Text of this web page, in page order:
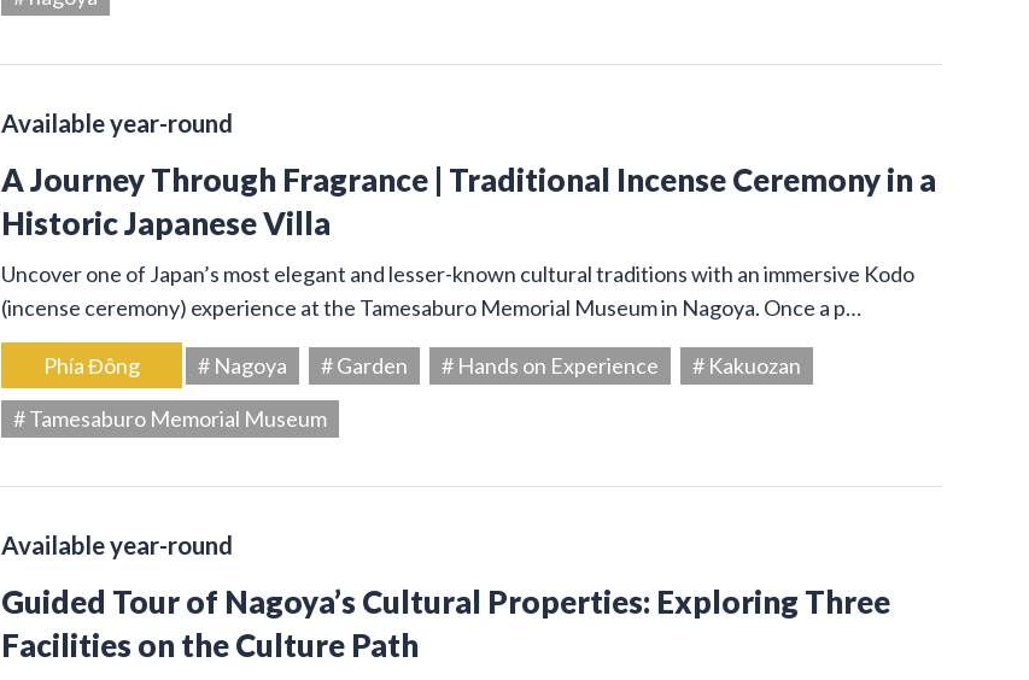
Available year-round
A Journey Through Fragrance | Traditional Incense Ceremony in a
Historic Japanese Villa
Uncover one of Japan’s most elegant and lesser-known cultural traditions with an immersive Kodo
(incense ceremony) experience at the Tamesaburo Memorial Museum in Nagoya. Once a p…
Phía Đông # Nagoya # Garden # Hands on Experience
# Kakuozan
# Tamesaburo Memorial Museum
Available year-round
Guided Tour of Nagoya’s Cultural Properties: Exploring Three
Facilities on the Culture Path